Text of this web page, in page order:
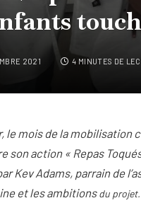
2021 4 MINUTES DE
le mois de la mobilisation
son action « Repas
Kev Adams, parrain de
et les ambitionsdu projet.